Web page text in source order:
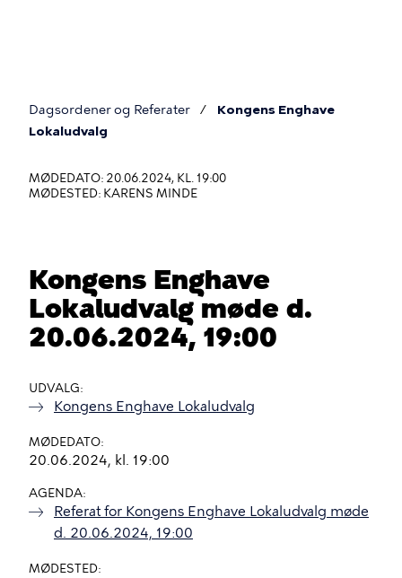
Du
her
Dagsordener og Referater
Kongens Enghave
Lokaludvalg
MØDEDATO: 20.06.2024, KL. 19:00
MØDESTED: KARENS MINDE
Kongens Enghave
Lokaludvalg møde d.
20.06.2024, 19:00
UDVALG
Kongens Enghave Lokaludvalg
MØDEDATO
20.06.2024, kl. 19:00
AGENDA
Referat for Kongens Enghave Lokaludvalg møde
d. 20.06.2024, 19:00
MØDESTED